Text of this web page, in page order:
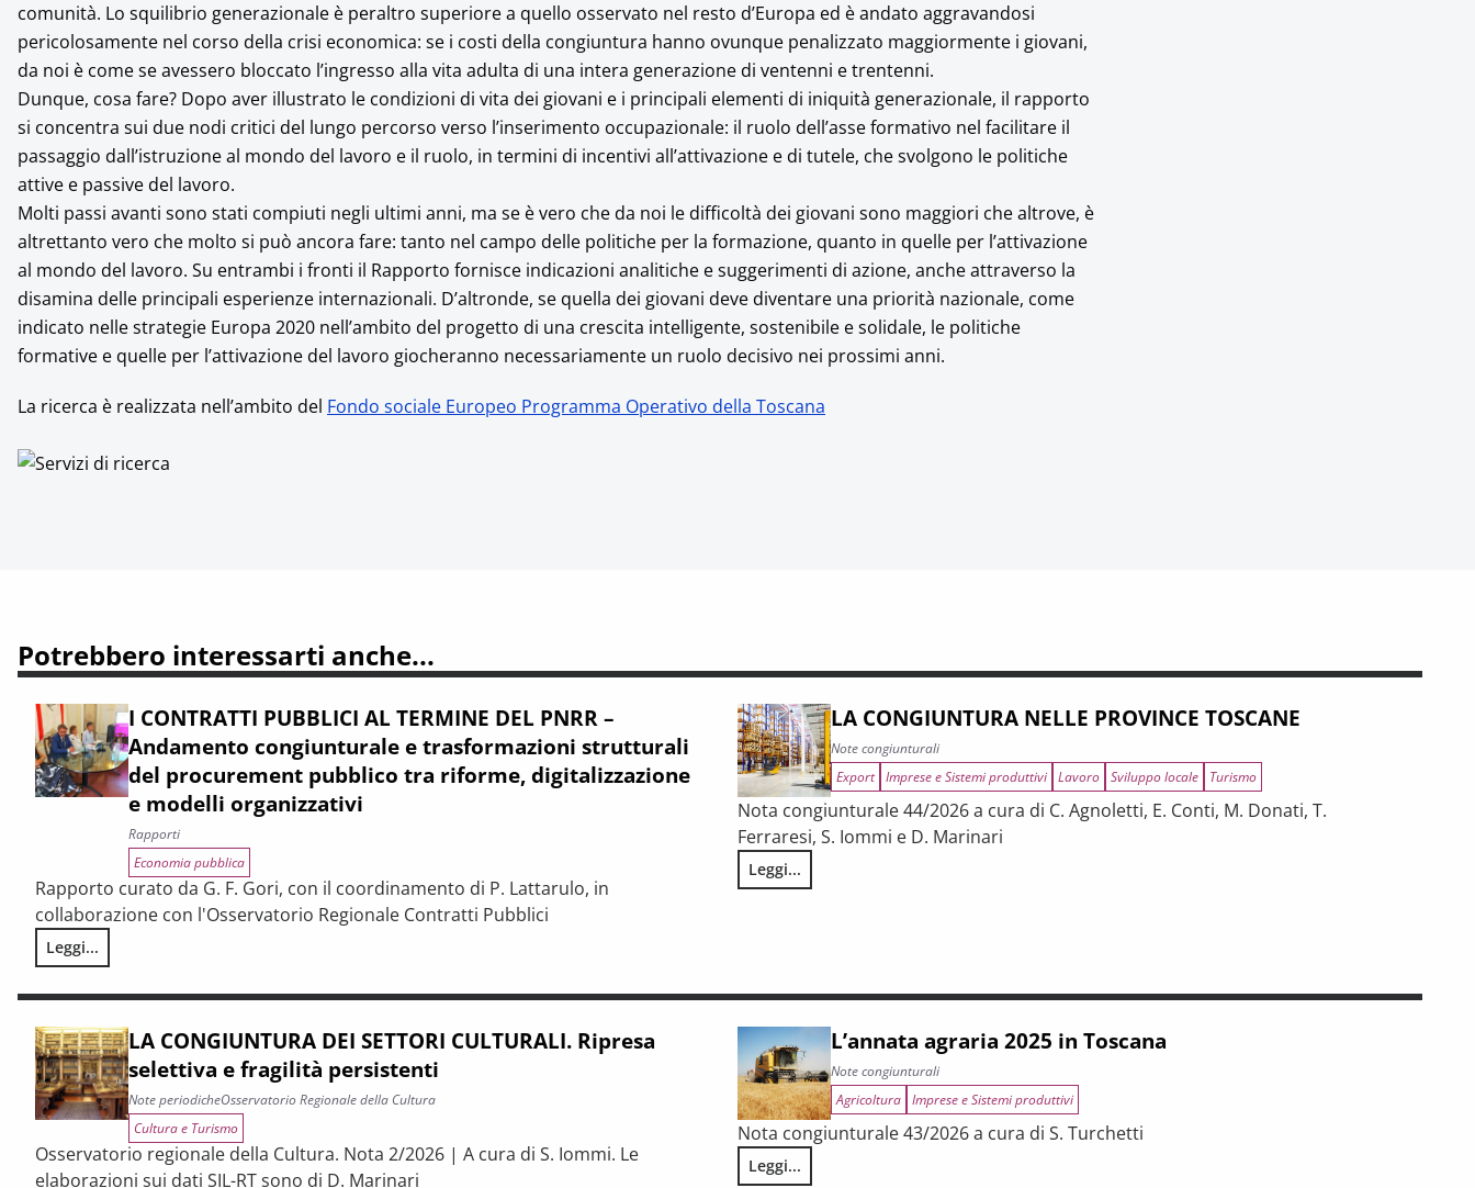
comunità. Lo squilibrio generazionale è peraltro superiore a quello osservato nel resto d’Europa ed è andato aggravandosi
pericolosamente nel corso della crisi economica: se i costi della congiuntura hanno ovunque penalizzato maggiormente i giovani,
da noi è come se avessero bloccato l’ingresso alla vita adulta di una intera generazione di ventenni e trentenni.
Dunque, cosa fare? Dopo aver illustrato le condizioni di vita dei giovani e i principali elementi di iniquità generazionale, il rapporto
si concentra sui due nodi critici del lungo percorso verso l’inserimento occupazionale: il ruolo dell’asse formativo nel facilitare il
passaggio dall’istruzione al mondo del lavoro e il ruolo, in termini di incentivi all’attivazione e di tutele, che svolgono le politiche
attive e passive del lavoro.
Molti passi avanti sono stati compiuti negli ultimi anni, ma se è vero che da noi le difficoltà dei giovani sono maggiori che altrove, è
altrettanto vero che molto si può ancora fare: tanto nel campo delle politiche per la formazione, quanto in quelle per l’attivazione
al mondo del lavoro. Su entrambi i fronti il Rapporto fornisce indicazioni analitiche e suggerimenti di azione, anche attraverso la
disamina delle principali esperienze internazionali. D’altronde, se quella dei giovani deve diventare una priorità nazionale, come
indicato nelle strategie Europa 2020 nell’ambito del progetto di una crescita intelligente, sostenibile e solidale, le politiche
formative e quelle per l’attivazione del lavoro giocheranno necessariamente un ruolo decisivo nei prossimi anni.
La ricerca è realizzata nell’ambito del Fondo sociale Europeo Programma Operativo della Toscana
Potrebbero interessarti anche...
I CONTRATTI PUBBLICI AL TERMINE DEL PNRR –
Andamento congiunturale e trasformazioni strutturali
del procurement pubblico tra riforme, digitalizzazione
e modelli organizzativi
Rapporti
Economia pubblica
Rapporto curato da G. F. Gori, con il coordinamento di P. Lattarulo, in
collaborazione con l'Osservatorio Regionale Contratti Pubblici
Leggi...
I CONTRATTI PUBBLICI AL TERMINE DEL PNRR – Andamento congiunturale e trasformazioni strutturali del procurement pubblico tra riforme, digitalizzazione e modelli organizzativi
LA CONGIUNTURA NELLE PROVINCE TOSCANE
Note congiunturali
Export Imprese e Sistemi produttivi Lavoro Sviluppo locale Turismo
Nota congiunturale 44/2026 a cura di C. Agnoletti, E. Conti, M. Donati, T.
Ferraresi, S. Iommi e D. Marinari
Leggi...
LA CONGIUNTURA NELLE PROVINCE TOSCANE
LA CONGIUNTURA DEI SETTORI CULTURALI. Ripresa
selettiva e fragilità persistenti
Note periodicheOsservatorio Regionale della Cultura
Cultura e Turismo
Osservatorio regionale della Cultura. Nota 2/2026 | A cura di S. Iommi. Le
elaborazioni sui dati SIL-RT sono di D. Marinari
L’annata agraria 2025 in Toscana
Note congiunturali
Agricoltura Imprese e Sistemi produttivi
Nota congiunturale 43/2026 a cura di S. Turchetti
Leggi...
L’annata agraria 2025 in Toscana